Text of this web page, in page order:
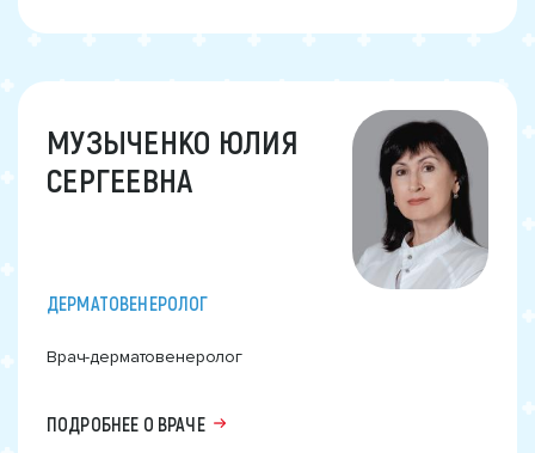
МУЗЫЧЕНКО ЮЛИЯ
СЕРГЕЕВНА
ДЕРМАТОВЕНЕРОЛОГ
Врач-дерматовенеролог
ПОДРОБНЕЕ О ВРАЧЕ